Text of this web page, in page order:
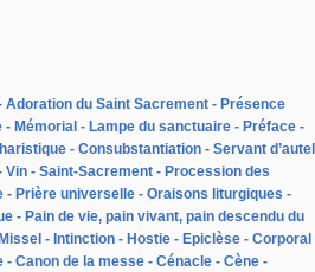
Adoration du Saint Sacrement
Présence
Mémorial Lampe du sanctuaire
Préface
Consubstantiation
Servant d’autel
Vin Saint-Sacrement
Procession des
Prière universelle
Oraisons liturgiques
Pain de vie, pain vivant, pain descendu du
Missel Intinction Hostie Epiclèse
Corporal
Canon de la messe Cénacle
Cène